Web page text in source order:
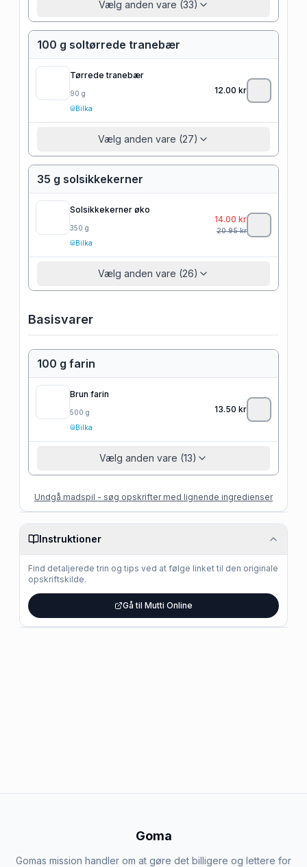
Vælg anden vare (33)
100 g soltørrede tranebær
Tørrede tranebær
90 g
Bilka
12.00 kr
Vælg anden vare (27)
35 g solsikkekerner
Solsikkekerner øko
350 g
Bilka
14.00 kr
20.95kr
Vælg anden vare (26)
Basisvarer
100 g farin
Brun farin
500 g
Bilka
13.50 kr
Vælg anden vare (13)
Undgå madspil - søg opskrifter med lignende ingredienser
Instruktioner
Find detaljerede trin og tips ved at følge linket til den originale
opskriftskilde.
Gå til Mutti Online
Goma
Gomas mission handler om at gøre det billigere og lettere for